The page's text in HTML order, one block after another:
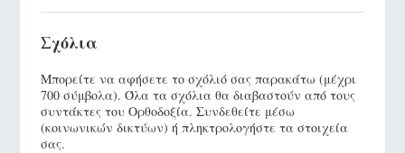
Σχόλια
Μπορείτε να αφήσετε το σχόλιό σας παρακάτω (μέχρι
700 σύμβολα). Όλα τα σχόλια θα διαβαστούν από τους
συντάκτες του Ορθοδοξία. Συνδεθείτε μέσω
(κοινωνικών δικτύων) ή πληκτρολογήστε τα στοιχεία
σας.